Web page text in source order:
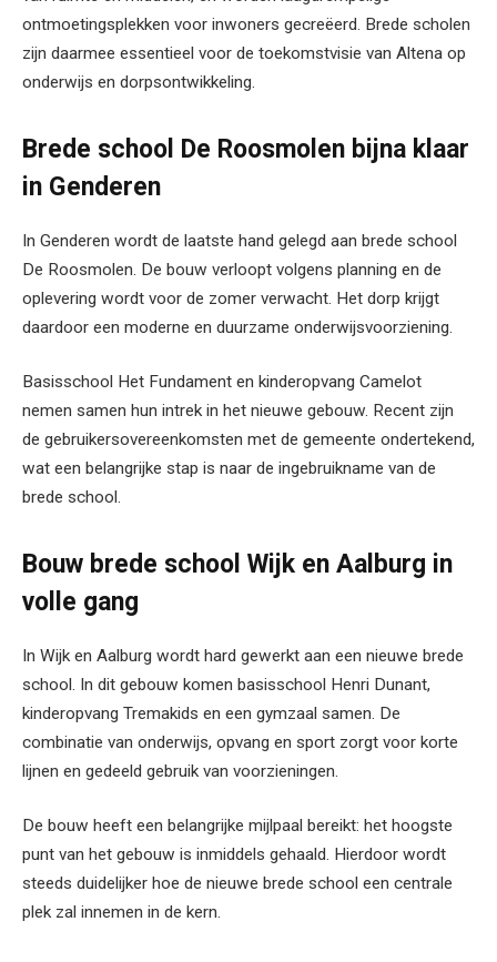
ontmoetingsplekken voor inwoners gecreëerd. Brede scholen
zijn daarmee essentieel voor de toekomstvisie van Altena op
onderwijs en dorpsontwikkeling.
Brede school De Roosmolen bijna klaar
in Genderen
In Genderen wordt de laatste hand gelegd aan brede school
De Roosmolen. De bouw verloopt volgens planning en de
oplevering wordt voor de zomer verwacht. Het dorp krijgt
daardoor een moderne en duurzame onderwijsvoorziening.
Basisschool Het Fundament en kinderopvang Camelot
nemen samen hun intrek in het nieuwe gebouw. Recent zijn
de gebruikersovereenkomsten met de gemeente ondertekend,
wat een belangrijke stap is naar de ingebruikname van de
brede school.
Bouw brede school Wijk en Aalburg in
volle gang
In Wijk en Aalburg wordt hard gewerkt aan een nieuwe brede
school. In dit gebouw komen basisschool Henri Dunant,
kinderopvang Tremakids en een gymzaal samen. De
combinatie van onderwijs, opvang en sport zorgt voor korte
lijnen en gedeeld gebruik van voorzieningen.
De bouw heeft een belangrijke mijlpaal bereikt: het hoogste
punt van het gebouw is inmiddels gehaald. Hierdoor wordt
steeds duidelijker hoe de nieuwe brede school een centrale
plek zal innemen in de kern.